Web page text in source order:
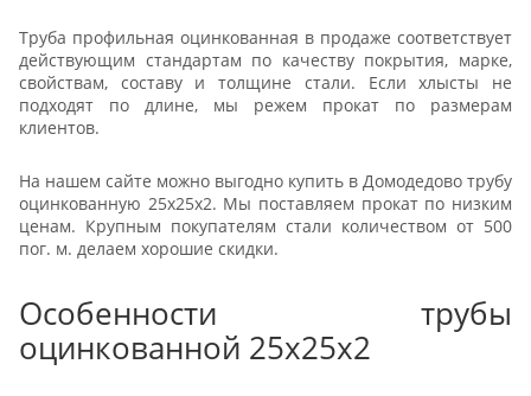
Труба профильная оцинкованная в продаже соответствует
действующим стандартам по качеству покрытия, марке,
свойствам, составу и толщине стали. Если хлысты не
подходят по длине, мы режем прокат по размерам
клиентов.
На нашем сайте можно выгодно купить в Домодедово трубу
оцинкованную 25x25x2. Мы поставляем прокат по низким
ценам. Крупным покупателям стали количеством от 500
пог. м. делаем хорошие скидки.
Особенности трубы
оцинкованной 25x25x2